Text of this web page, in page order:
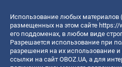
Использование любых материалов
размещенных на этом сайте https://
его поддоменах, в любом виде
Разрешается использование при
разрешения на их использование
ссылки на сайт OBOZ.UA, а для